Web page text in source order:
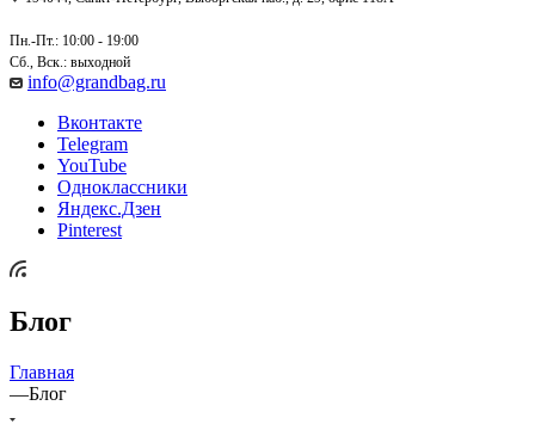
Пн.-Пт.: 10:00 - 19:00
Сб., Вск.: выходной
info@grandbag.ru
Вконтакте
Telegram
YouTube
Одноклассники
Яндекс.Дзен
Pinterest
Блог
Главная
—Блог